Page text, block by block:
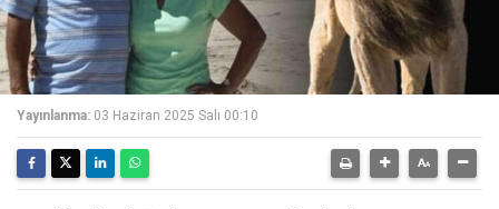
Yayınlanma: 03 Haziran 2025 Salı 00:10